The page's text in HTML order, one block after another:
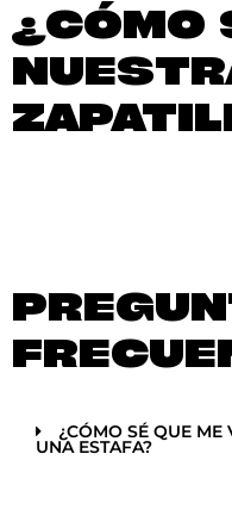
¿CÓMO
¿CÓMO SÉ QUE ME
UNA ESTAFA?